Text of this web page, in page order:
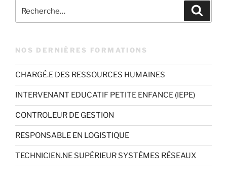
pour
NOS DERNIÈRES FORMATIONS
CHARGÉ.E DES RESSOURCES HUMAINES
INTERVENANT EDUCATIF PETITE ENFANCE (IEPE)
CONTROLEUR DE GESTION
RESPONSABLE EN LOGISTIQUE
TECHNICIEN.NE SUPÉRIEUR SYSTÈMES RÉSEAUX